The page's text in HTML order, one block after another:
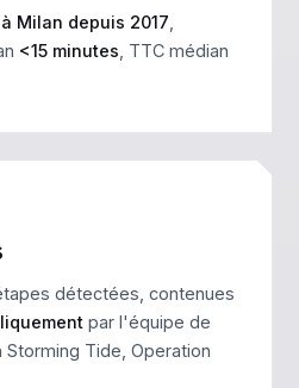
Milan depuis 2017
<15 minutes , TTC médian
détectées, contenues
par l'équipe de
Storming Tide Operation